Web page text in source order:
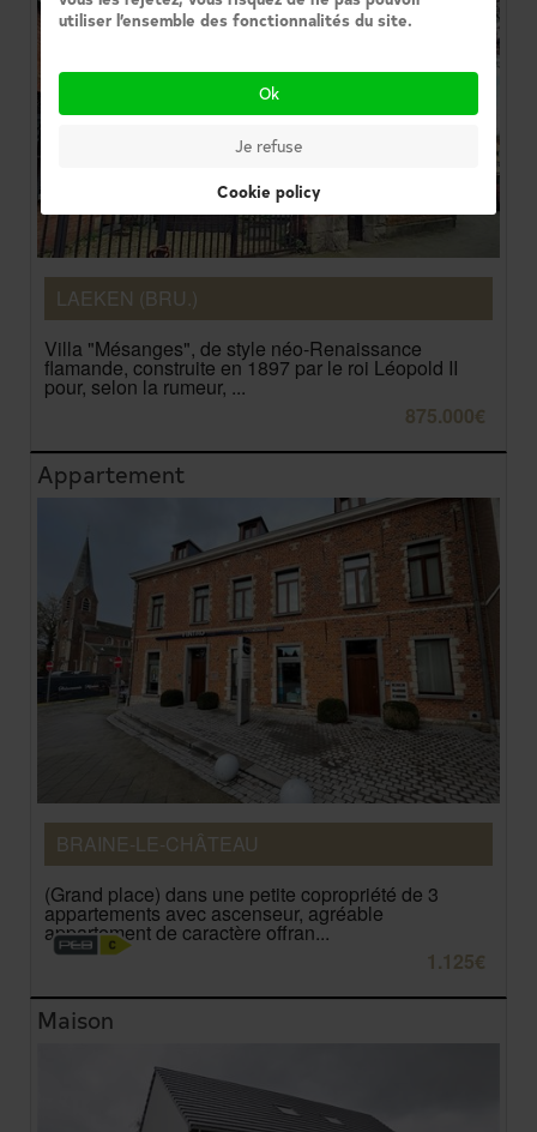
LAEKEN (BRU.)
Villa "Mésanges", de style néo-Renaissance
flamande, construite en 1897 par le roi Léopold II
pour, selon la rumeur, ...
875.000€
Appartement
BRAINE-LE-CHÂTEAU
(Grand place) dans une petite copropriété de 3
appartements avec ascenseur, agréable
appartement de caractère offran...
1.125€
Maison
utiliser l’ensemble des fonctionnalités du site.
Ok
Je refuse
Cookie policy